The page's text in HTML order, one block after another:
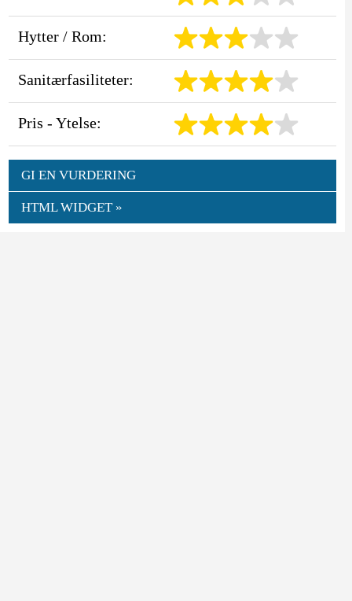
Hytter / Rom:
Sanitærfasiliteter:
Pris - Ytelse:
GI EN VURDERING
HTML WIDGET »